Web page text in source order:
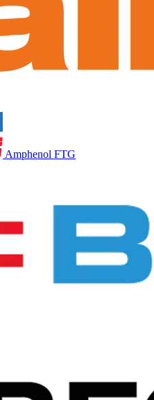
Amphenol FTG